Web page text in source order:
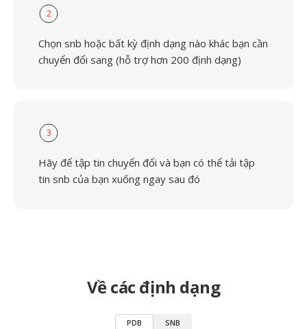
2
Chọn snb hoặc bất kỳ định dạng nào khác bạn cần
chuyển đổi sang (hỗ trợ hơn 200 định dạng)
3
Hãy để tập tin chuyển đổi và bạn có thể tải tập
tin snb của bạn xuống ngay sau đó
Về các định dạng
PDB SNB